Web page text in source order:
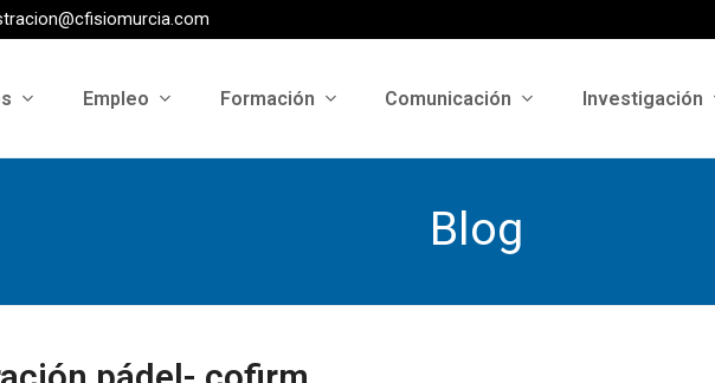
Empleo Formación Comunicación Investigación
Blog